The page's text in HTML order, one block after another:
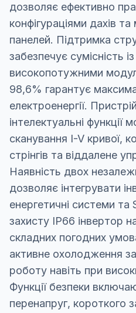
дозволяє ефективно
конфігураціями дахів
панелей. Підтримка
забезпечує сумісність
високопотужними
98,6% гарантує
електроенергії.
інтелектуальні функції
сканування I-V кривої,
стрінгів та віддалене
Наявність двох
дозволяє інтегрувати
енергетичні системи
захисту IP66 інвертор
складних погодних
активне охолодження
роботу навіть при
Функції безпеки
перенапруг, короткого